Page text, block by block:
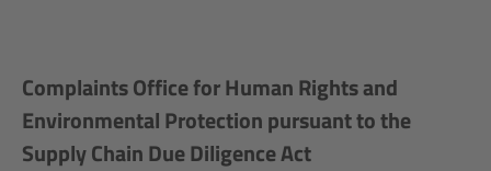
Complaints Office for Human Rights and
Environmental Protection pursuant to the
Supply Chain Due Diligence Act